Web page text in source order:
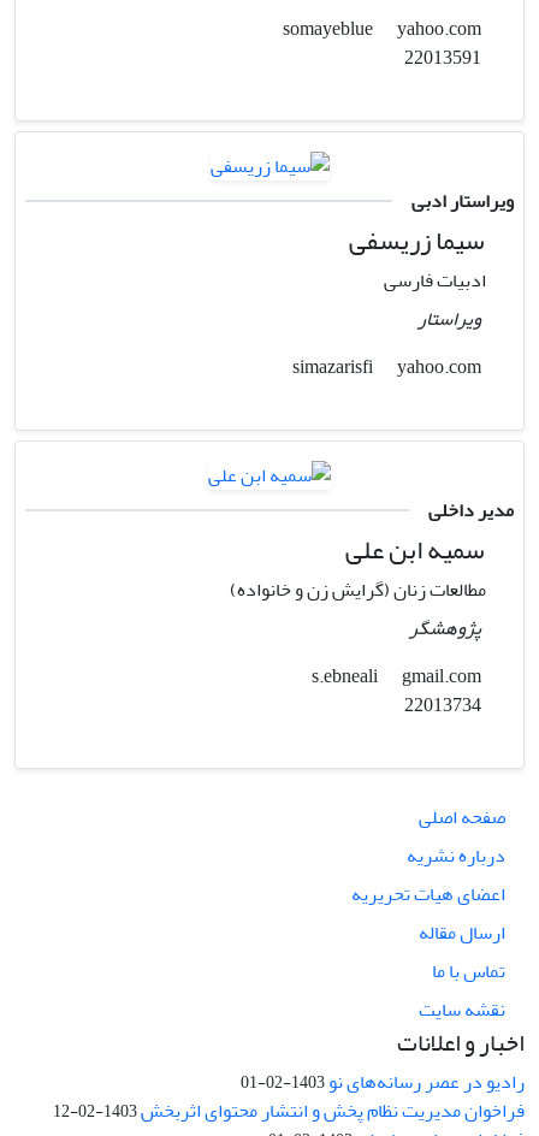
yahoo.com
ویراستار ادبی
سیما زریسفی
ادبیات فارسی
ویراستار
yahoo.com
مدیر داخلی
سمیه ابن علی
مطالعات زنان (گرایش زن و خانواده)
پژوهشگر
gmail.com
صفحه اصلی
درباره نشریه
اعضای هیات تحریریه
ارسال مقاله
تماس با ما
نقشه سایت
اخبار و اعلانات
رادیو در عصر رسانه‌های نو1403-02-01
فراخوان مدیریت نظام پخش و انتشار محتوای اثربخش1403-02-12